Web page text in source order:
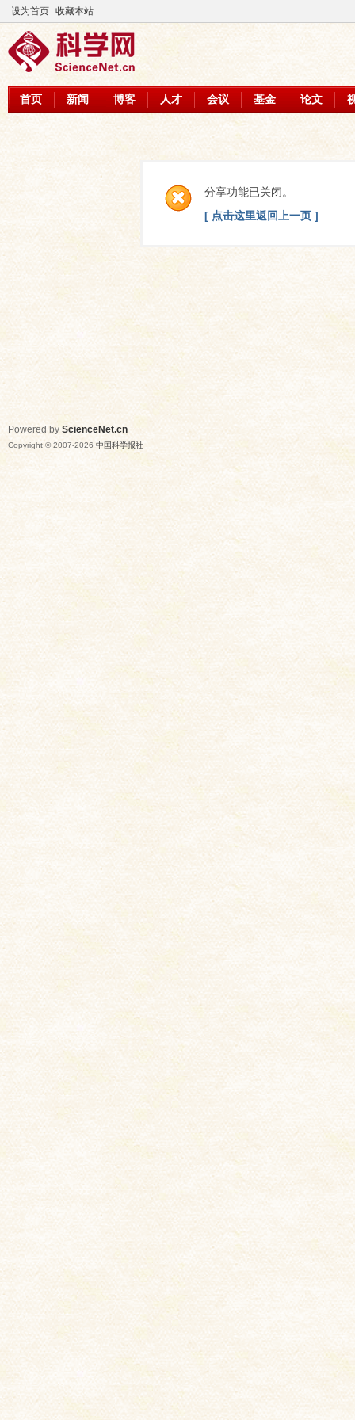
设为首页 收藏本站
首页 新闻 博客 人才 会议 基金 论文
分享功能已关闭。
[ 点击这里返回上一页 ]
Powered by ScienceNet.cn
Copyright © 2007-2026 中国科学报社